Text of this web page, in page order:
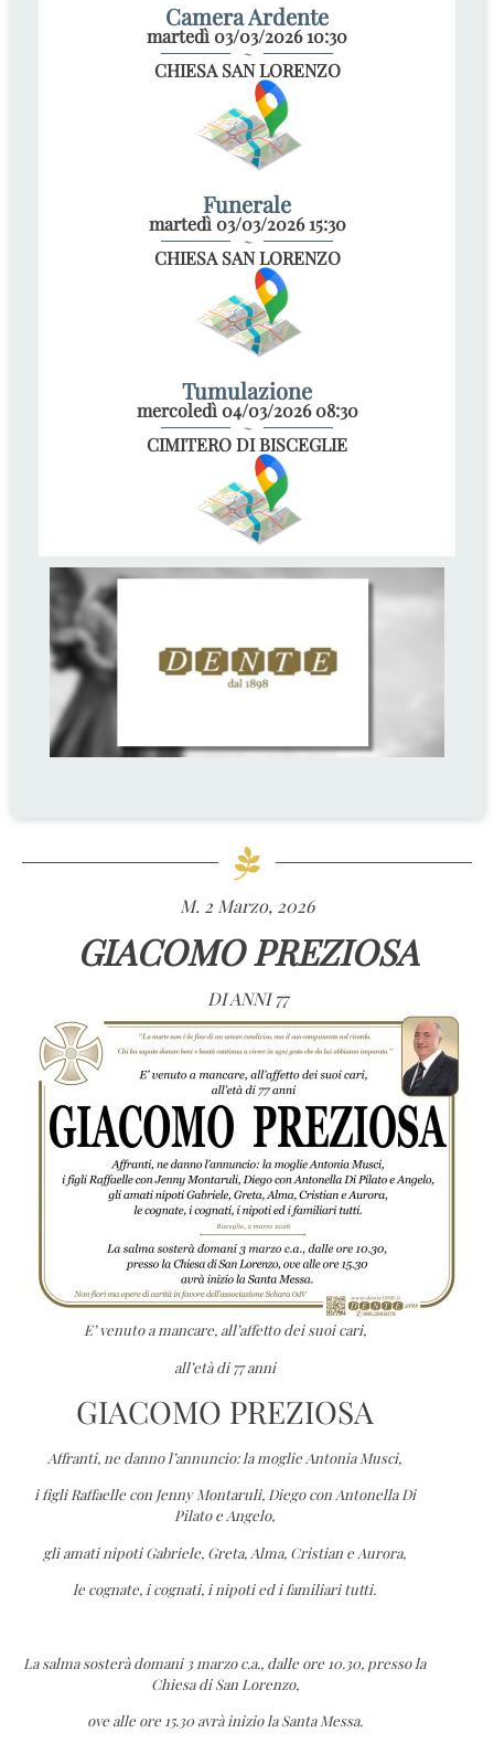
Camera Ardente
martedì 03/03/2026 10:30
~
CHIESA SAN LORENZO
Funerale
martedì 03/03/2026 15:30
~
CHIESA SAN LORENZO
Tumulazione
mercoledì 04/03/2026 08:30
~
CIMITERO DI BISCEGLIE
M. 2 Marzo, 2026
GIACOMO PREZIOSA
DI ANNI 77
E’ venuto a mancare, all’affetto dei suoi cari,
all’età di 77 anni
GIACOMO PREZIOSA
Affranti, ne danno l’annuncio: la moglie Antonia Musci,
i figli Raffaelle con Jenny Montaruli, Diego con Antonella Di
Pilato e Angelo,
gli amati nipoti Gabriele, Greta, Alma, Cristian e Aurora,
le cognate, i cognati, i nipoti ed i familiari tutti.
La salma sosterà domani 3 marzo c.a., dalle ore 10.30, presso la
Chiesa di San Lorenzo,
ove alle ore 15.30 avrà inizio la Santa Messa.